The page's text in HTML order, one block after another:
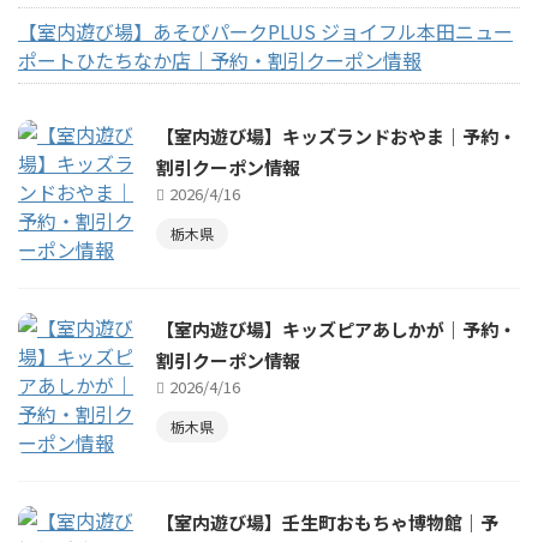
【室内遊び場】あそびパークPLUS ジョイフル本田ニュー
ポートひたちなか店｜予約・割引クーポン情報
【室内遊び場】キッズランドおやま｜予約・
割引クーポン情報
2026/4/16
栃木県
【室内遊び場】キッズピアあしかが｜予約・
割引クーポン情報
2026/4/16
栃木県
【室内遊び場】壬生町おもちゃ博物館｜予